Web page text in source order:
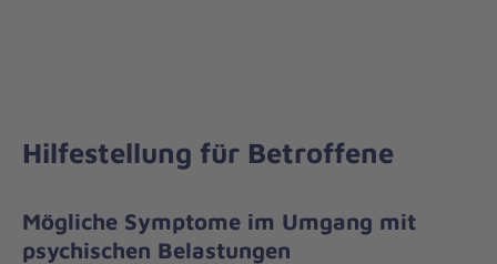
Hilfestellung für Betroffene
Mögliche Symptome im Umgang mit
psychischen Belastungen